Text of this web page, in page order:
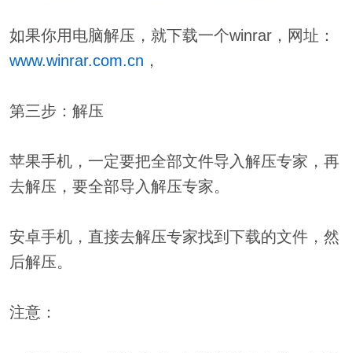
如果你用电脑解压，就下载一个winrar，网址：
www.winrar.com.cn ，
第三步：解压
苹果手机，一定要把全部文件导入解压专家，再
去解压，要全部导入解压专家。
安卓手机，直接去解压专家找到下载的文件，然
后解压。
注意：